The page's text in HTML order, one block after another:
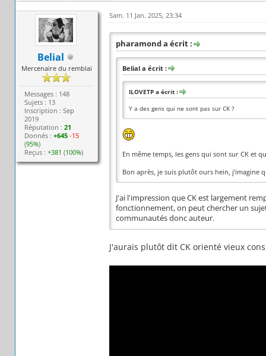
Belial
Mercenaire du remblai
Messages : 148
Sujets : 13
Inscription : Sep
2019
Réputation :21
Donnés :+645 -15
(95%)
Reçus :+381 (100%)
Sam. 11 Jan. 2025, 23:34
pharamond a écrit :
Belial a écrit :
ILOVETP a écrit :
Y a des gens qui ne sont pas sur CK ?
En même temps, les gens qui sont sur CK et
Bon après, je suis plutôt ours hein, j'imagine
J'ai l'impression que CK est largement
fonctionnement, on peut chercher un
communautés donc auteur.
J'aurais plutôt dit CK orienté vieux